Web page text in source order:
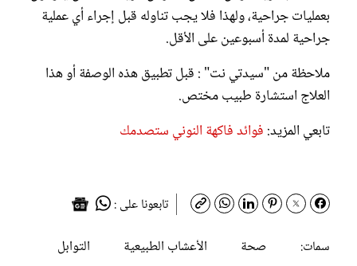
بعمليات جراحية، ولهذا فلا يجب تناوله قبل إجراء أي عملية
جراحية لمدة أسبوعين على الأقل.
ملاحظة من "سيدتي نت" : قبل تطبيق هذه الوصفة أو هذا
العلاج استشارة طبيب مختص.
تابعي المزيد: فوائد فاكهة النوني ستصدمك
تابعونا على :
سمات:
صحة الأعشاب الطبيعية التوابل